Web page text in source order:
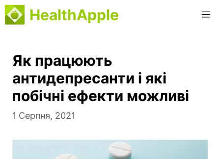
Перейти
до
HealthApple
Як працюють
антидепресанти і які
побічні ефекти можливі
1 Серпня, 2021